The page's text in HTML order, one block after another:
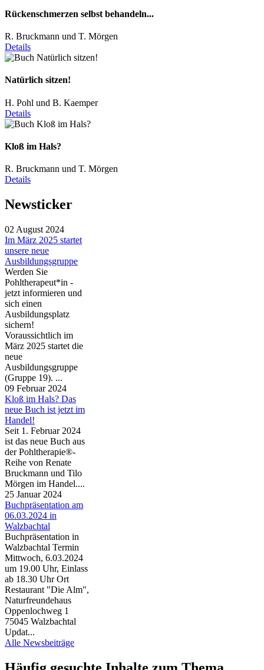
Rückenschmerzen selbst behandeln...
R. Bruckmann und T. Mörgen
Details
Natürlich sitzen!
H. Pohl und B. Kaemper
Details
Kloß im Hals?
R. Bruckmann und T. Mörgen
Details
Newsticker
02 August 2024
Im März 2025 startet
unsere neue
Ausbildungsgruppe
Werden Sie
Pohltherapeut*in -
jetzt informieren und
sich einen
Ausbildungsplatz
sichern!
Voraussichtlich im
März 2025 startet die
neue
Ausbildungsgruppe
(Gruppe 19). ...
09 Februar 2024
Kloß im Hals? Das
neue Buch ist jetzt im
Handel!
Seit 1. Februar 2024
ist das neue Buch aus
der Pohltherapie®-
Reihe von Renate
Bruckmann und Tilo
Mörgen im Handel....
25 Januar 2024
Buchpräsentation am
06.03.2024 in
Walzbachtal
Buchpräsentation in
Walzbachtal Termin
Mittwoch, 6.03.2024
um 19.00 Uhr, Einlass
ab 18.30 Uhr Ort
Restaurant "Die Alm",
Naturfreundehaus
Oppenlochweg 1
75045 Walzbachtal
Updat...
Alle Newsbeiträge